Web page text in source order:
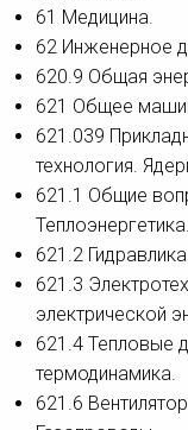
61 Медицина.
62 Инженерное
620.9 Общая
621 Общее
621.039
технология.
621.1 Общие
Теплоэнергетика.
621.2
621.3
электрической
621.4 Тепловые
термодинамика.
621.6